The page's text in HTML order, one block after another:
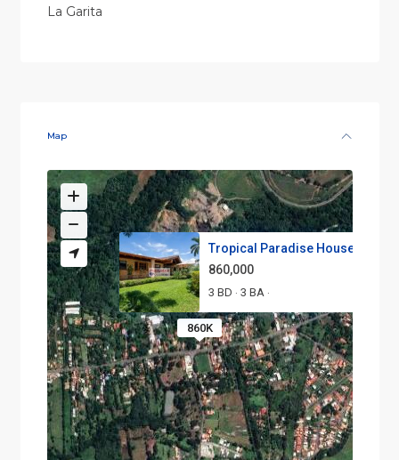
La Garita
Map
860K
Tropical Paradise House For S...
860,000
3 BD · 3 BA ·